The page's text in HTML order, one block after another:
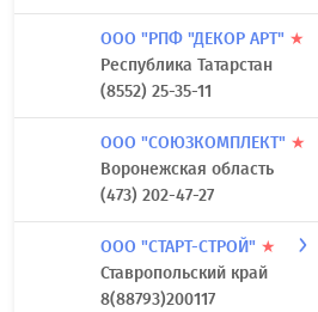
ООО "РПФ "ДЕКОР АРТ" ★
Республика Татарстан
(8552) 25-35-11
ООО "СОЮЗКОМПЛЕКТ" ★
Воронежская область
(473) 202-47-27
ООО "СТАРТ-СТРОЙ" ★
Ставропольский край
8(88793)200117